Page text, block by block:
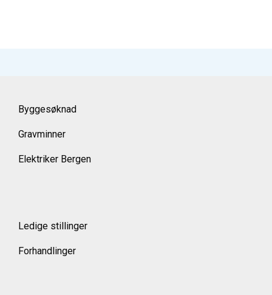
Byggesøknad
Gravminner
Elektriker Bergen
Ledige stillinger
Forhandlinger